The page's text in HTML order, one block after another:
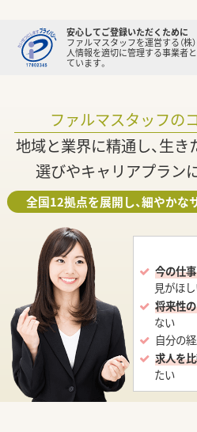
安心してご登録いただくために
ファルマスタッフを運営する（株
人情報を適切に管理する事業者
ています。
ファルマスタッフの
地域と業界に精通し、生
選びやキャリアプラン
全国12拠点を展開し、細やかな
今の仕
見がほ
将来性
ない
自分の
求人を
たい